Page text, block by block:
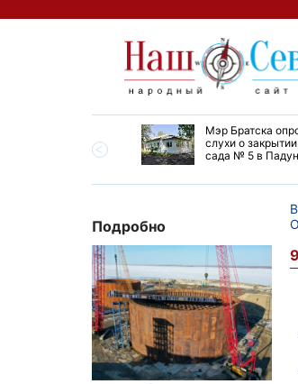
Мэр Братска
слухи о
сада № 5 в
Подробно